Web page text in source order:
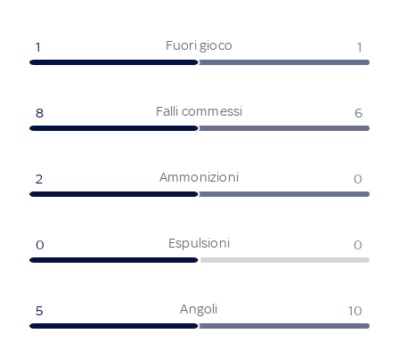
Fuori gioco
1 1
Falli commessi
8 6
Ammonizioni
2 0
Espulsioni
0 0
Angoli
5 10